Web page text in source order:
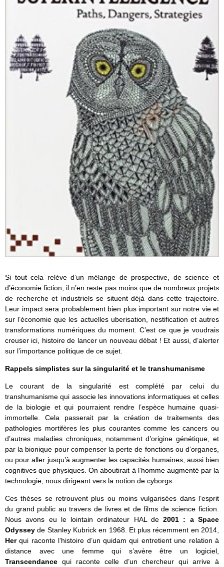
Si tout cela relève d’un mélange de prospective, de science et
d’économie fiction, il n’en reste pas moins que de nombreux projets
de recherche et industriels se situent déjà dans cette trajectoire.
Leur impact sera probablement bien plus important sur notre vie et
sur l’économie que les actuelles uberisation, nestification et autres
transformations numériques du moment. C’est ce que je voudrais
creuser ici, histoire de lancer un nouveau débat ! Et aussi, d’alerter
sur l’importance politique de ce sujet.
Rappels simplistes sur la singularité et le transhumanisme
Le courant de la singularité est complété par celui du
transhumanisme qui associe les innovations informatiques et celles
de la biologie et qui pourraient rendre l’espèce humaine quasi-
immortelle. Cela passerait par la création de traitements des
pathologies mortifères les plus courantes comme les cancers ou
d’autres maladies chroniques, notamment d’origine génétique, et
par la bionique pour compenser la perte de fonctions ou d’organes,
ou pour aller jusqu’à augmenter les capacités humaines, aussi bien
cognitives que physiques. On aboutirait à l’homme augmenté par la
technologie, nous dirigeant vers la notion de cyborgs.
Ces thèses se retrouvent plus ou moins vulgarisées dans l’esprit
du grand public au travers de livres et de films de science fiction.
Nous avons eu le lointain ordinateur HAL de2001 : a Space
Odysseyde Stanley Kubrick en 1968. Et plus récemment en 2014,
Herqui raconte l’histoire d’un quidam qui entretient une relation à
distance avec une femme qui s’avère être un logiciel,
Transcendance qui raconte celle d’un chercheur qui arrive à